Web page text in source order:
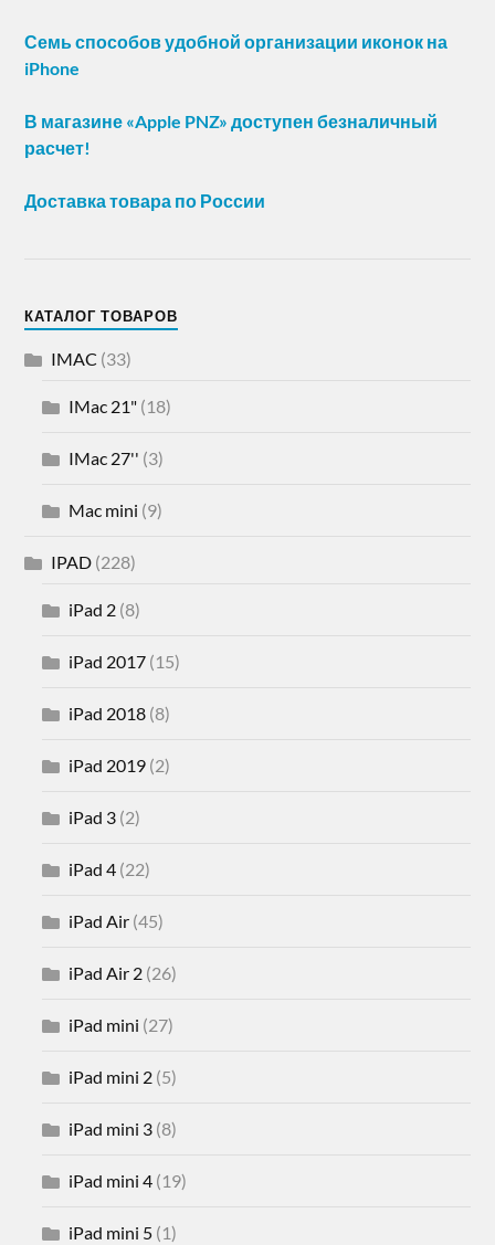
Семь способов удобной организации иконок на
iPhone
В магазине «Apple PNZ» доступен безналичный
расчет!
Доставка товара по России
КАТАЛОГ ТОВАРОВ
IMAC (33)
IMac 21" (18)
IMac 27'' (3)
Mac mini (9)
IPAD (228)
iPad 2 (8)
iPad 2017 (15)
iPad 2018 (8)
iPad 2019 (2)
iPad 3 (2)
iPad 4 (22)
iPad Air (45)
iPad Air 2 (26)
iPad mini (27)
iPad mini 2 (5)
iPad mini 3 (8)
iPad mini 4 (19)
iPad mini 5 (1)